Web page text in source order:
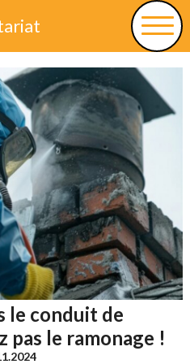
le conduit de
pas le ramonage !